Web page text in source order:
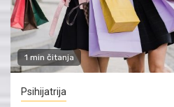
1 min čitanja
Psihijatrija